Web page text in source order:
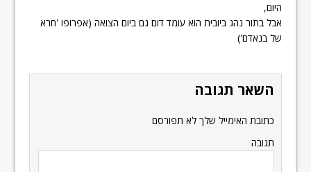
היום,
אבל בתור נהג ביובית הוא עומד דום גם ביום הצואה (אפרופו 'חרא
של בנאדם')
השאר תגובה
כתובת האימייל שלך לא תפורסם
תגובה